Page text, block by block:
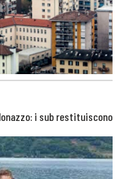
i sub restituiscono